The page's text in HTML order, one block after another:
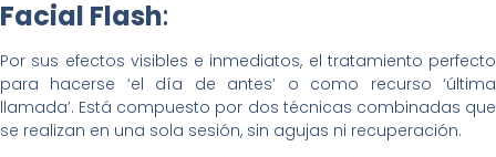
Facial Flash:
Por sus efectos visibles e inmediatos, el tratamiento perfecto
para hacerse ‘el día de antes’ o como recurso ‘última
llamada’. Está compuesto por dos técnicas combinadas que
se realizan en una sola sesión, sin agujas ni recuperación.